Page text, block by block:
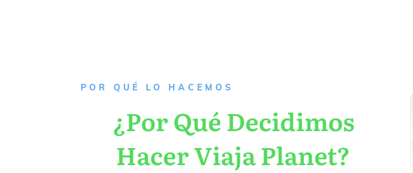
P OR QUÉ LO HACEMOS
¿Por Qué Decidimos
Hacer Viaja Planet?